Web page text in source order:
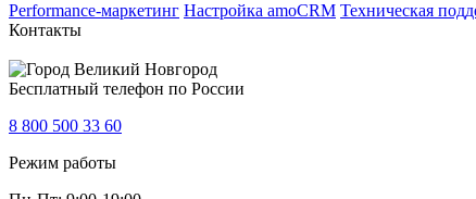
Performance-маркетинг Настройка amoCRM Техническая
Контакты
Великий Новгород
Бесплатный телефон по России
8 800 500 33 60
Режим работы